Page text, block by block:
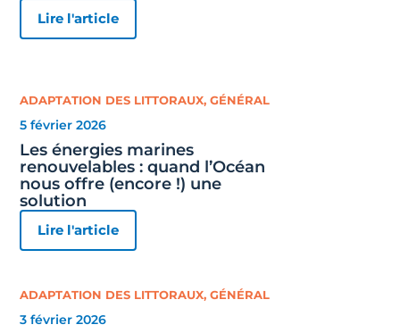
Lire l'article
ADAPTATION DES LITTORAUX,GÉNÉRAL
5 février 2026
Les énergies marines
renouvelables : quand l’Océan
nous offre (encore !) une
solution
Lire l'article
ADAPTATION DES LITTORAUX,GÉNÉRAL
3 février 2026